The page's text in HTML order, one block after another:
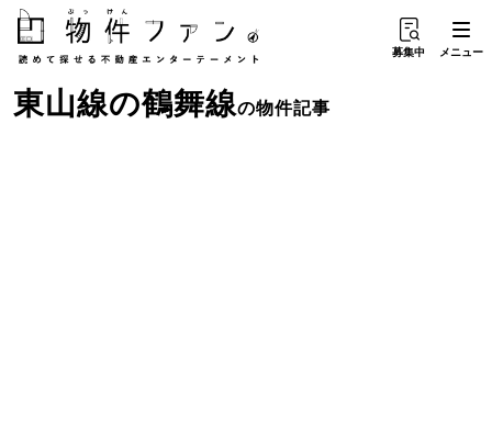
募集中 メニュー
東山線の鶴舞線の物件記事